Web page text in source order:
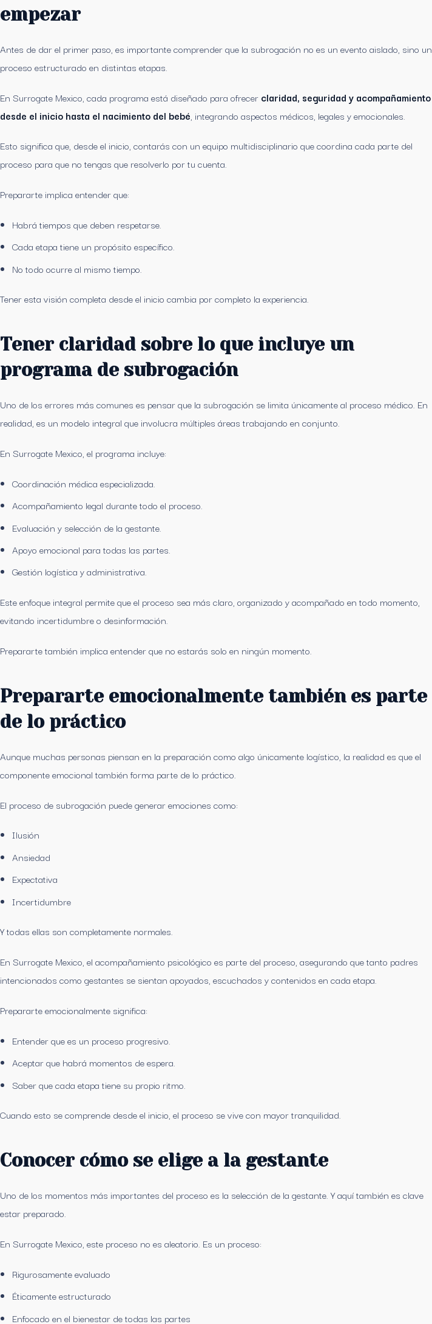
empezar
Antes de dar el primer paso, es importante comprender que la subrogación no es un evento aislado, sino un
proceso estructurado en distintas etapas.
En Surrogate Mexico, cada programa está diseñado para ofrecer claridad, seguridad y acompañamiento
desde el inicio hasta el nacimiento del bebé , integrando aspectos médicos, legales y emocionales.
Esto significa que, desde el inicio, contarás con un equipo multidisciplinario que coordina cada parte del
proceso para que no tengas que resolverlo por tu cuenta.
Prepararte implica entender que:
Habrá tiempos que deben respetarse.
Cada etapa tiene un propósito específico.
No todo ocurre al mismo tiempo.
Tener esta visión completa desde el inicio cambia por completo la experiencia.
Tener claridad sobre lo que incluye un
programa de subrogación
Uno de los errores más comunes es pensar que la subrogación se limita únicamente al proceso médico. En
realidad, es un modelo integral que involucra múltiples áreas trabajando en conjunto.
En Surrogate Mexico, el programa incluye:
Coordinación médica especializada.
Acompañamiento legal durante todo el proceso.
Evaluación y selección de la gestante.
Apoyo emocional para todas las partes.
Gestión logística y administrativa.
Este enfoque integral permite que el proceso sea más claro, organizado y acompañado en todo momento,
evitando incertidumbre o desinformación.
Prepararte también implica entender que no estarás solo en ningún momento.
Prepararte emocionalmente también es parte
de lo práctico
Aunque muchas personas piensan en la preparación como algo únicamente logístico, la realidad es que el
componente emocional también forma parte de lo práctico.
El proceso de subrogación puede generar emociones como:
Ilusión
Ansiedad
Expectativa
Incertidumbre
Y todas ellas son completamente normales.
En Surrogate Mexico, el acompañamiento psicológico es parte del proceso, asegurando que tanto padres
intencionados como gestantes se sientan apoyados, escuchados y contenidos en cada etapa.
Prepararte emocionalmente significa:
Entender que es un proceso progresivo.
Aceptar que habrá momentos de espera.
Saber que cada etapa tiene su propio ritmo.
Cuando esto se comprende desde el inicio, el proceso se vive con mayor tranquilidad.
Conocer cómo se elige a la gestante
Uno de los momentos más importantes del proceso es la selección de la gestante. Y aquí también es clave
estar preparado.
En Surrogate Mexico, este proceso no es aleatorio. Es un proceso:
Rigurosamente evaluado
Éticamente estructurado
Enfocado en el bienestar de todas las partes